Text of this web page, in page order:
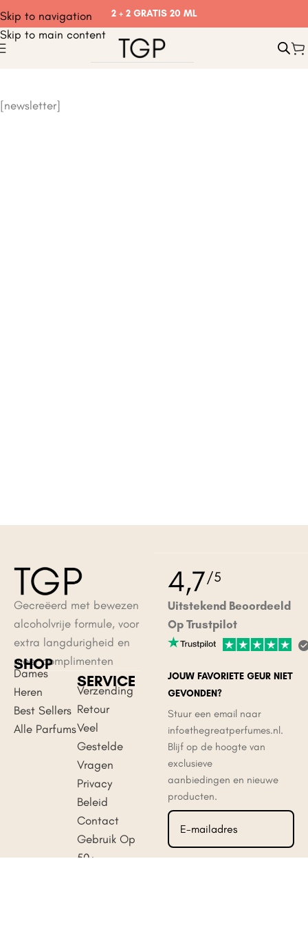
Skip to navigation
Skip to main content
2 + 2 GRATIS 20 ML
[newsletter]
Gecreëerd met bewezen
alcoholvrije formule, voor
extra langdurigheid en
meer complimenten
SHOP
Dames
Heren
Best Sellers
Alle Parfums
SERVICE
Verzending
Retour
Veel
Gestelde
Vragen
Privacy
Beleid
Contact
Gebruik Op
50+
4,7/5
Uitstekend Beoordeeld
Op Trustpilot
JOUW FAVORIETE GEUR NIET
GEVONDEN?
Stuur een email naar
info@thegreatperfumes.nl.
Blijf op de hoogte van
exclusieve
aanbiedingen en nieuwe
producten.